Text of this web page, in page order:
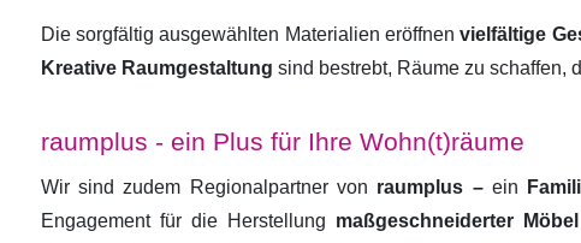
Die sorgfältig ausgewählten Materialien eröffnenvielfältige
Kreative Raumgestaltung sind bestrebt, Räume zu schaffen,
raumplus - ein Plus für Ihre Wohn(t)räume
Wir sind zudem Regionalpartner von raumplus –ein
Engagement für die Herstellung maßgeschneiderter